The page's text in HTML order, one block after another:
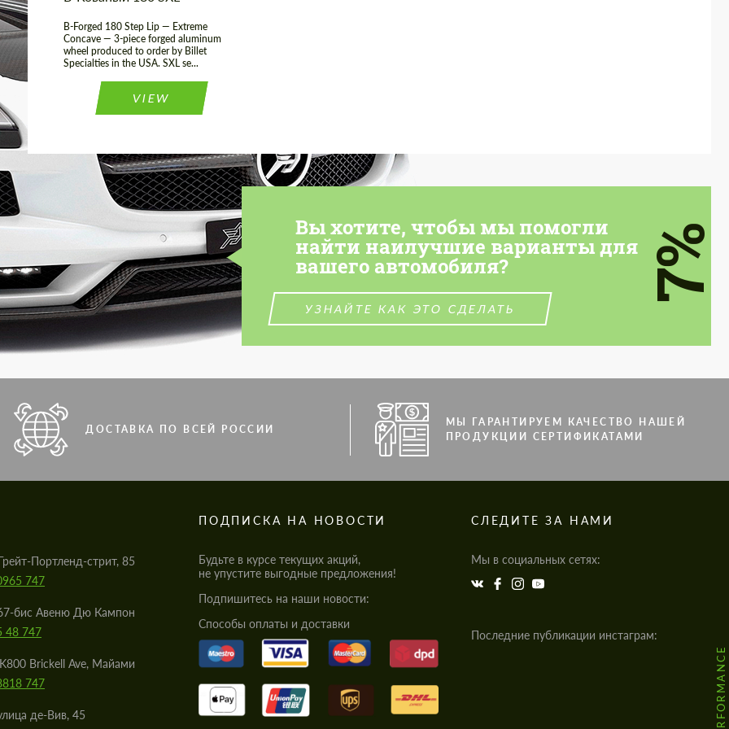
B-Forged 180 Step Lip — Extreme
Concave — 3-piece forged aluminum
wheel produced to order by Billet
Specialties in the USA. SXL se...
VIEW
Вы хотите, чтобы мы помогли
найти наилучшие варианты для
вашего автомобиля?
УЗНАЙТЕ КАК ЭТО СДЕЛАТЬ
7%
ДОСТАВКА ПО ВСЕЙ РОССИИ
МЫ ГАРАНТИРУЕМ КАЧЕСТВО НАШЕЙ
ПРОДУКЦИИ СЕРТИФИКАТАМИ
Портленд-стрит, 85
747
бис Авеню Дю Кампон
48 747
Brickell Ave, Майами
747
де-Вив, 45
ПОДПИСКА НА НОВОСТИ
Будьте в курсе текущих акций,
не упустите выгодные предложения!
Подпишитесь на наши новости:
Cпособы оплаты и доставки
СЛЕДИТЕ ЗА НАМИ
Мы в социальных сетях:
Последние публикации инстаграм: